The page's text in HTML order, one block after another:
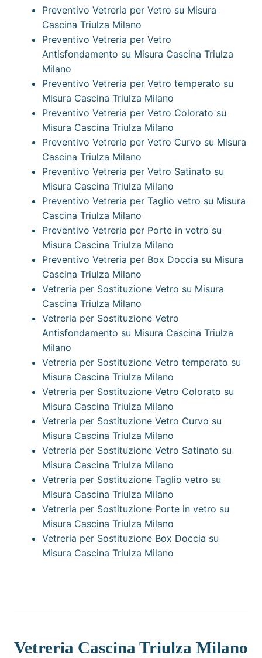
Preventivo Vetreria per Vetro su Misura
Cascina Triulza Milano
Preventivo Vetreria per Vetro
Antisfondamento su Misura Cascina Triulza
Milano
Preventivo Vetreria per Vetro temperato su
Misura Cascina Triulza Milano
Preventivo Vetreria per Vetro Colorato su
Misura Cascina Triulza Milano
Preventivo Vetreria per Vetro Curvo su Misura
Cascina Triulza Milano
Preventivo Vetreria per Vetro Satinato su
Misura Cascina Triulza Milano
Preventivo Vetreria per Taglio vetro su Misura
Cascina Triulza Milano
Preventivo Vetreria per Porte in vetro su
Misura Cascina Triulza Milano
Preventivo Vetreria per Box Doccia su Misura
Cascina Triulza Milano
Vetreria per Sostituzione Vetro su Misura
Cascina Triulza Milano
Vetreria per Sostituzione Vetro
Antisfondamento su Misura Cascina Triulza
Milano
Vetreria per Sostituzione Vetro temperato su
Misura Cascina Triulza Milano
Vetreria per Sostituzione Vetro Colorato su
Misura Cascina Triulza Milano
Vetreria per Sostituzione Vetro Curvo su
Misura Cascina Triulza Milano
Vetreria per Sostituzione Vetro Satinato su
Misura Cascina Triulza Milano
Vetreria per Sostituzione Taglio vetro su
Misura Cascina Triulza Milano
Vetreria per Sostituzione Porte in vetro su
Misura Cascina Triulza Milano
Vetreria per Sostituzione Box Doccia su
Misura Cascina Triulza Milano
Vetreria Cascina Triulza Milano